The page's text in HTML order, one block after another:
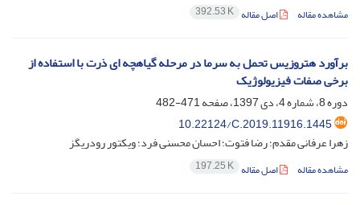
مشاهده مقاله اصل مقاله 392.53 K
برآورد هتروزیس تحمل به سرما در مرحله گیاهچه ای ذرت با استفاده از
برخی صفات فیزیولوژیک
دوره 8، شماره 4، دی 1397، صفحه
471-482
10.22124/C.2019.11916.1445
زهرا عرفانی مقدم؛ رضا فتوت؛ احسان محسنی فرد؛ ویکتور رودریگز
مشاهده مقاله اصل مقاله 197.25 K